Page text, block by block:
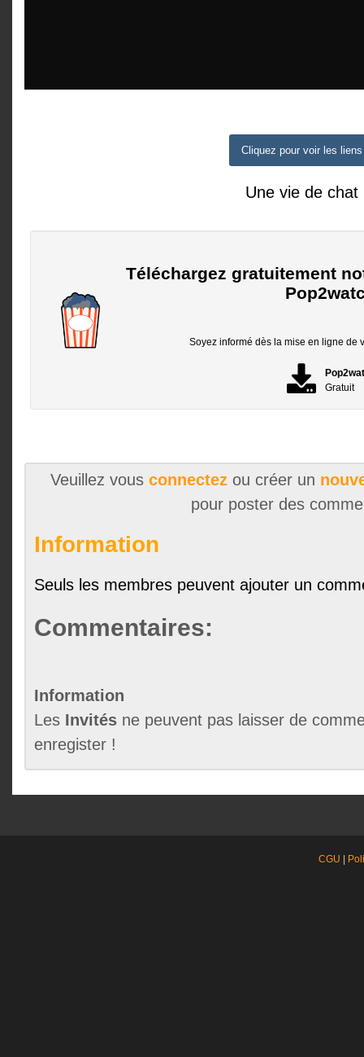
Cliquez pour voir les liens
Une vie de chat
Téléchargez gratuitement
Soyez informé dès la mise en ligne de
Gratuit
Veuillez vous connectezou créer un
pour poster des
Information
Seuls les membres peuvent ajouter un
Commentaires:
Information
Les Invités ne peuvent pas laisser de
enregister !
CGU